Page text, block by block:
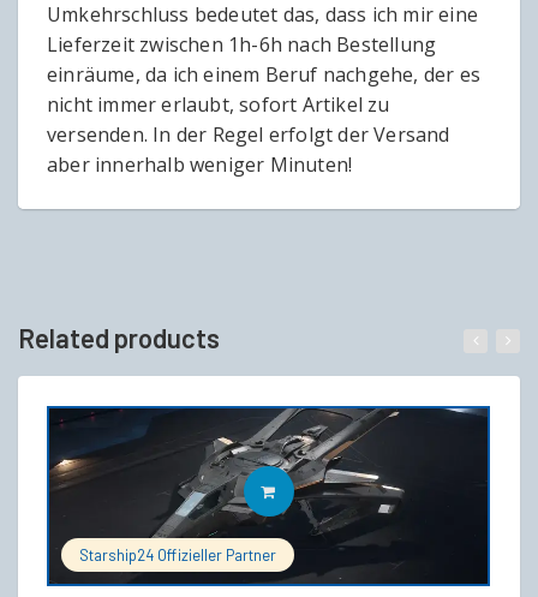
Umkehrschluss bedeutet das, dass ich mir eine
Lieferzeit zwischen 1h-6h nach Bestellung
einräume, da ich einem Beruf nachgehe, der es
nicht immer erlaubt, sofort Artikel zu
versenden. In der Regel erfolgt der Versand
aber innerhalb weniger Minuten!
Related products
Starship24 Offizieller Partner
IN DEN WARENKORB